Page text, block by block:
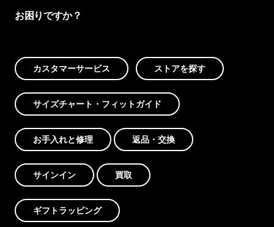
お困りですか？
カスタマーサービス ストアを探す
サイズチャート・フィットガイド
お手入れと修理 返品・交換
サインイン 買取
ギフトラッピング